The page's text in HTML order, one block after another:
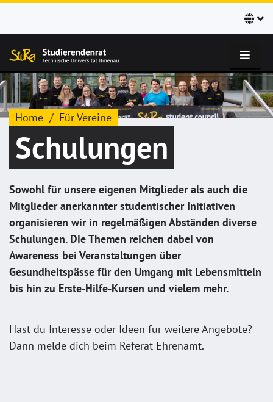
Home Für Vereine
Schulungen
Sowohl für unsere eigenen Mitglieder als auch die
Mitglieder anerkannter studentischer Initiativen
organisieren wir in regelmäßigen Abständen diverse
Schulungen. Die Themen reichen dabei von
Awareness bei Veranstaltungen über
Gesundheitspässe für den Umgang mit Lebensmitteln
bis hin zu Erste-Hilfe-Kursen und vielem mehr.
Hast du Interesse oder Ideen für weitere Angebote?
Dann melde dich beim Referat Ehrenamt.